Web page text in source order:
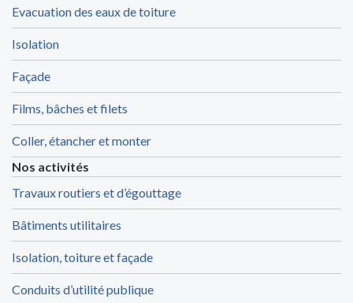
Evacuation des eaux de toiture
Isolation
Façade
Films, bâches et filets
Coller, étancher et monter
Nos activités
Travaux routiers et d’égouttage
Bâtiments utilitaires
Isolation, toiture et façade
Conduits d’utilité publique